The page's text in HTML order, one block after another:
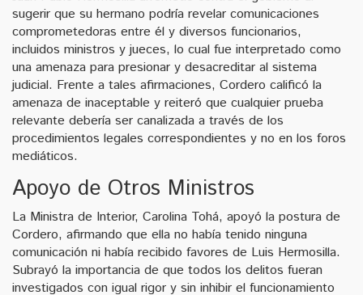
sugerir que su hermano podría revelar comunicaciones
comprometedoras entre él y diversos funcionarios,
incluidos ministros y jueces, lo cual fue interpretado como
una amenaza para presionar y desacreditar al sistema
judicial. Frente a tales afirmaciones, Cordero calificó la
amenaza de inaceptable y reiteró que cualquier prueba
relevante debería ser canalizada a través de los
procedimientos legales correspondientes y no en los foros
mediáticos.
Apoyo de Otros Ministros
La Ministra de Interior, Carolina Tohá, apoyó la postura de
Cordero, afirmando que ella no había tenido ninguna
comunicación ni había recibido favores de Luis Hermosilla.
Subrayó la importancia de que todos los delitos fueran
investigados con igual rigor y sin inhibir el funcionamiento